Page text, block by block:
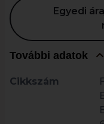
Egyedi
További adatok
Cikkszám